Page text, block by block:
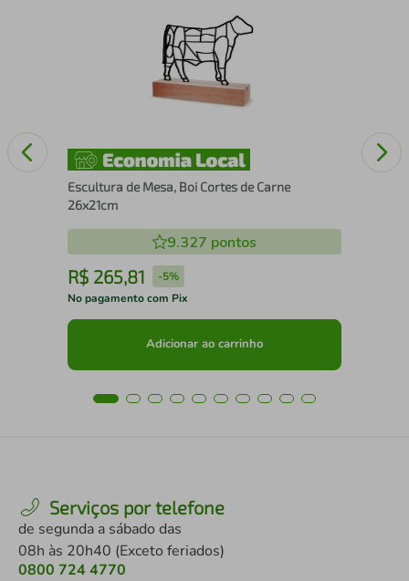
Escultura de Mesa, Boi Cortes de Carne
26x21cm
9.327 pontos
R$ 265,81 -5%
No pagamento com Pix
Adicionar ao carrinho
Serviços por telefone
de segunda a sábado das
08h às 20h40 (Exceto feriados)
0800 724 4770